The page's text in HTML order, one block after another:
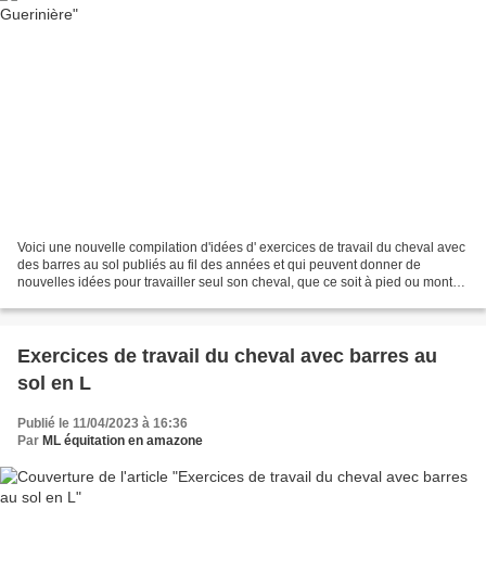
Voici une nouvelle compilation d'idées d' exercices de travail du cheval avec
des barres au sol publiés au fil des années et qui peuvent donner de
nouvelles idées pour travailler seul son cheval, que ce soit à pied ou monté,
Exercices de travail du cheval avec barres au
sol en L
Publié le 11/04/2023 à 16:36
Par ML équitation en amazone